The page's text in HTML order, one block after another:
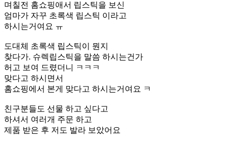
며칠전 홈쇼핑애서 립스틱을 보신
엄마가 자꾸 초록색 립스틱 이라고
하시는거여요 ㅠ
도대체 초록색 립스틱이 뭔지
찾다가. 슈렉립스틱을 말씀 하시는건가
허고 보여 드렸더니 ㅋㅋㅋ
맞다고 하시면서
홈쇼핑에서 본게 맞다고 하시는거여요 ㅋ
친구분들도 선물 하고 싶다고
하셔서 여러개 주문 하고
제품 받은 후 저도 발라 보았어요